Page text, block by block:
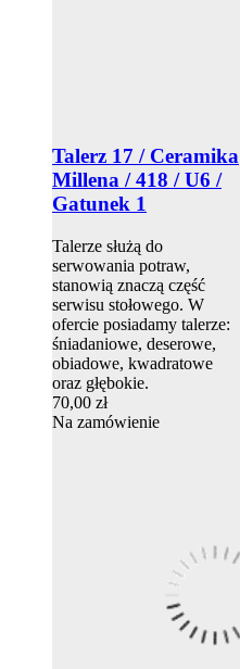
Talerz 17 / Ceramika
Millena / 418 / U6 /
Gatunek 1
Talerze służą do
serwowania potraw,
stanowią znaczą część
serwisu stołowego. W
ofercie posiadamy talerze:
śniadaniowe, deserowe,
obiadowe, kwadratowe
oraz głębokie.
70,00 zł
Na zamówienie